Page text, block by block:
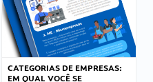
CATEGORIAS DE EMPRESAS:
EM QUAL VOCÊ SE